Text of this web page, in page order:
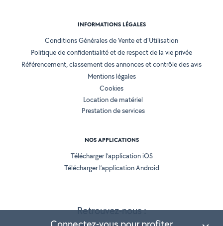
Retrouvez-nous :
INFORMATIONS LÉGALES
Conditions Générales de Vente et d'Utilisation
Politique de confidentialité et de respect de la vie privée
Référencement, classement des annonces et contrôle des avis
Mentions légales
Cookies
Location de matériel
Prestation de services
NOS APPLICATIONS
Télécharger l’application iOS
Télécharger l’application Android